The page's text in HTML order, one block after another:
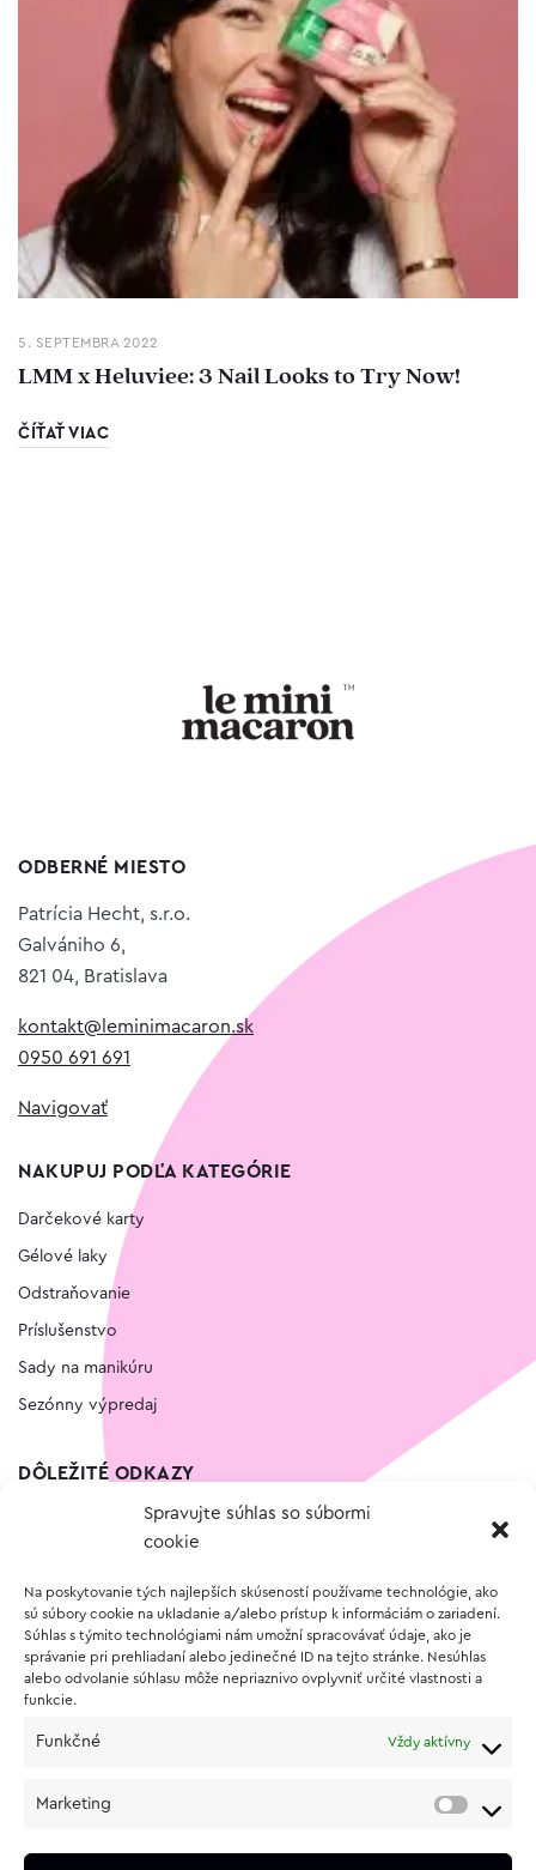
Spravujte súhlas so súbormi
cookie
Na poskytovanie tých najlepších skúseností používame technológie, ako
sú súbory cookie na ukladanie a/alebo prístup k informáciám o zariadení.
Súhlas s týmito technológiami nám umožní spracovávať údaje, ako je
správanie pri prehliadaní alebo jedinečné ID na tejto stránke. Nesúhlas
alebo odvolanie súhlasu môže nepriaznivo ovplyvniť určité vlastnosti a
funkcie.
Funkčné Vždy aktívny
Marketing
5. SEPTEMBRA 2022
LMM x Heluviee: 3 Nail Looks to Try Now!
ČÍŤAŤ VIAC
ODBERNÉ MIESTO
Patrícia Hecht, s.r.o.
Galvániho 6,
821 04, Bratislava
kontakt@leminimacaron.sk
0950 691 691
Navigovať
NAKUPUJ PODĽA KATEGÓRIE
Darčekové karty
Gélové laky
Odstraňovanie
Príslušenstvo
Sady na manikúru
Sezónny výpredaj
DÔLEŽITÉ ODKAZY
Vernostný program
O NÁKUPE
Vrátenie a reklamácia tovaru